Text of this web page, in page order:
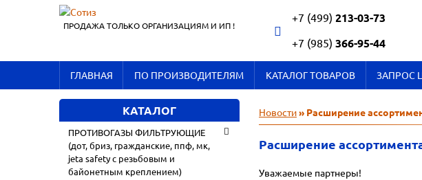
ПРОДАЖА ТОЛЬКО ОРГАНИЗАЦИЯМ И ИП !
+7 (499) 213-03-73
+7 (985) 366-95-44
ГЛАВНАЯ ПО ПРОИЗВОДИТЕЛЯМ КАТАЛОГ ТОВАРОВ ЗАПРОС
КАТАЛОГ
ПРОТИВОГАЗЫ ФИЛЬТРУЮЩИЕ
(дот, бриз, гражданские, ппф, мк,
jeta safety с резьбовым и
байонетным креплением)
Новости» Расширение
Расширение
Уважаемые партнеры!